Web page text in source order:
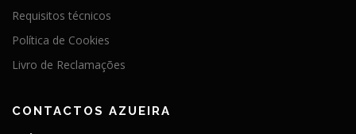
Requisitos técnicos
Política de Cookies
Livro de Reclamações
CONTACTOS AZUEIRA